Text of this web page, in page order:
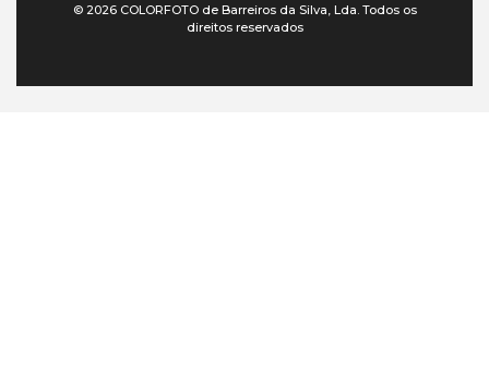
© 2026 COLORFOTO de Barreiros da Silva, Lda. Todos os
direitos reservados